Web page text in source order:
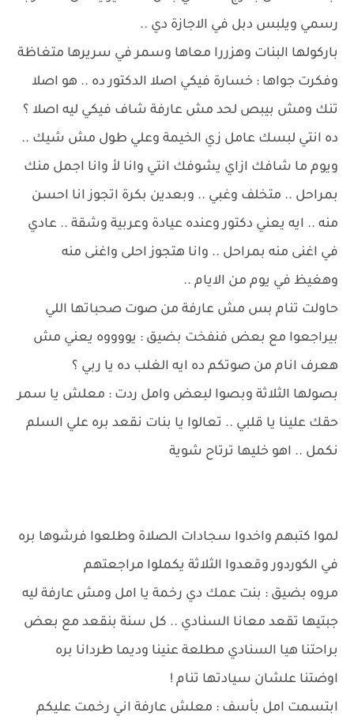
رسمي ويلبس دبل في الاجازة دي ..
باركولها البنات وهزررا معاها وسمر في سريرها متغاظة
وفكرت جواها : خسارة فيكي اصلا الدكتور ده .. هو اصلا
تنك ومش بيبص لحد مش عارفة شاف فيكي ليه اصلا ؟
ده انتي لبسك عامل زي الخيمة وعلي طول مش شيك ..
ويوم ما شافك ازاي يشوفك انتي وانا لأ وانا اجمل منك
بمراحل .. متخلف وغبي .. وبعدين بكرة اتجوز انا احسن
منه .. ايه يعني دكتور وعنده عيادة وعربية وشقة .. عادي
في اغنى منه بمراحل .. وانا هتجوز احلى واغنى منه
وهغيظ في يوم من الايام ..
حاولت تنام بس مش عارفة من صوت صحباتها اللي
بيراجعوا مع بعض فنفخت بضيق : يووووه يعني مش
هعرف انام من صوتكم ده ايه الغلب ده يا ربي ؟
بصولها الثلاثة وبصوا لبعض وامل ردت : معلش يا سمر
حقك علينا يا قلبي .. تعالوا يا بنات نقعد بره علي السلم
نكمل .. اهو خليها ترتاح شوية
لموا كتبهم واخدوا سجادات الصلاة وطلعوا فرشوها بره
في الكوردور وقعدوا الثلاثة يكملوا مراجعتهم
مروه بضيق : بنت عمك دي رخمة يا امل ومش عارفة ليه
جبتيها تقعد معانا السنادي .. كل سنة بنقعد مع بعض
براحتنا هيا السنادي مطلعة عنينا وديما طردانا بره
اوضتنا علشان سيادتها تنام !
ابتسمت امل بأسف : معلش عارفة اني رخمت عليكم